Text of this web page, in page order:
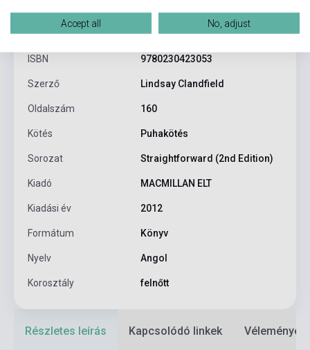
Termékjellemzők
ISBN 9780230423053
Szerző Lindsay Clandfield
Oldalszám 160
Kötés Puhakötés
Sorozat Straightforward (2nd Edition)
Kiadó MACMILLAN ELT
Kiadási év 2012
Formátum Könyv
Nyelv Angol
Korosztály felnőtt
Részletes leírás Kapcsolódó linkek Vélemények
Accept all No, adjust